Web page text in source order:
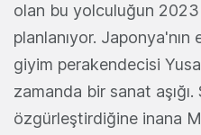
olan bu yolculuğun 2023
planlanıyor.
giyim perakendecisi
zamanda bir sanat aşığı.
özgürleştirdiğine inana